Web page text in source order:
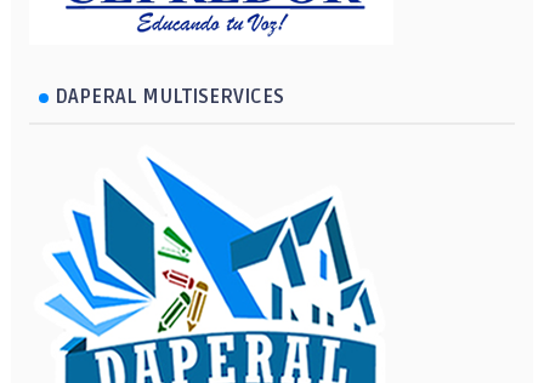
DAPERAL MULTISERVICES